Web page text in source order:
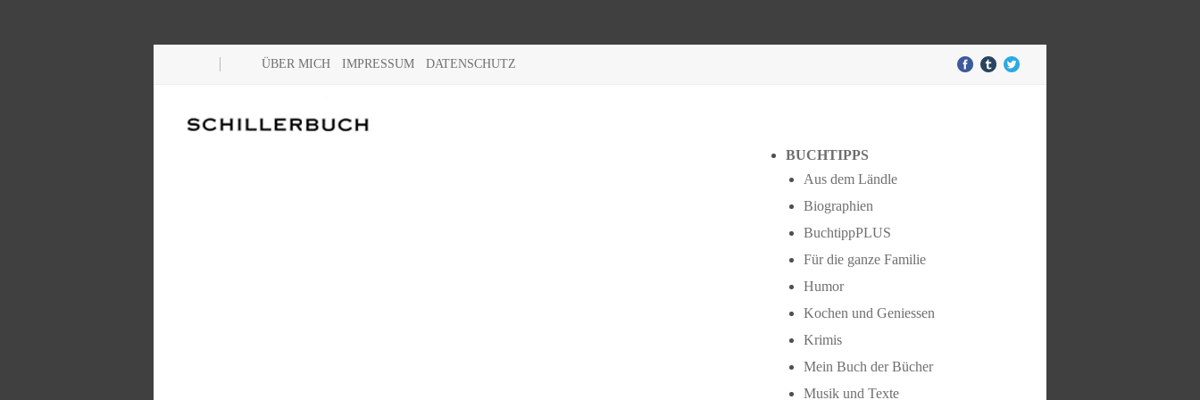
ÜBER MICH IMPRESSUM DATENSCHUTZ
BUCHTIPPS
Aus dem Ländle
Biographien
BuchtippPLUS
Für die ganze Familie
Humor
Kochen und Geniessen
Krimis
Mein Buch der Bücher
Musik und Texte